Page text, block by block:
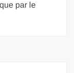
par le